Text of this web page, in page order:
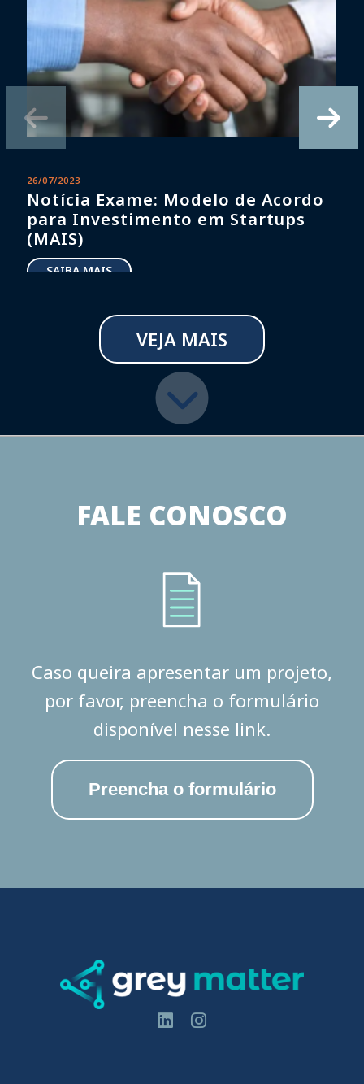
26/07/2023
Notícia Exame: Modelo de Acordo
para Investimento em Startups
(MAIS)
SAIBA MAIS
VEJA MAIS
FALE CONOSCO
Caso queira apresentar um projeto,
por favor, preencha o formulário
disponível nesse link.
Preencha o formulário